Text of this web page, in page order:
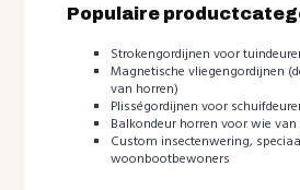
Populaire
Strokengordijnen voor
Magnetische vliegengordijnen
van horren)
Plisségordijnen voor
Balkondeur horren voor wie
Custom insectenwering,
woonbootbewoners